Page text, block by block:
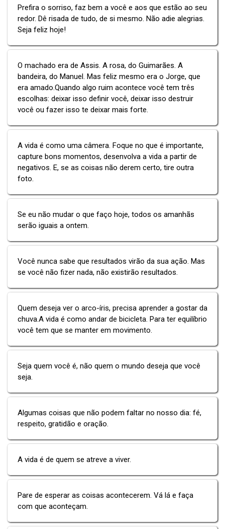
Prefira o sorriso, faz bem a você e aos que estão ao seu
redor. Dê risada de tudo, de si mesmo. Não adie alegrias.
Seja feliz hoje!
O machado era de Assis. A rosa, do Guimarães. A
bandeira, do Manuel. Mas feliz mesmo era o Jorge, que
era amado.Quando algo ruim acontece você tem três
escolhas: deixar isso definir você, deixar isso destruir
você ou fazer isso te deixar mais forte.
A vida é como uma câmera. Foque no que é importante,
capture bons momentos, desenvolva a vida a partir de
negativos. E, se as coisas não derem certo, tire outra
foto.
Se eu não mudar o que faço hoje, todos os amanhãs
serão iguais a ontem.
Você nunca sabe que resultados virão da sua ação. Mas
se você não fizer nada, não existirão resultados.
Quem deseja ver o arco-íris, precisa aprender a gostar da
chuva.A vida é como andar de bicicleta. Para ter equilíbrio
você tem que se manter em movimento.
Seja quem você é, não quem o mundo deseja que você
seja.
Algumas coisas que não podem faltar no nosso dia: fé,
respeito, gratidão e oração.
A vida é de quem se atreve a viver.
Pare de esperar as coisas acontecerem. Vá lá e faça
com que aconteçam.